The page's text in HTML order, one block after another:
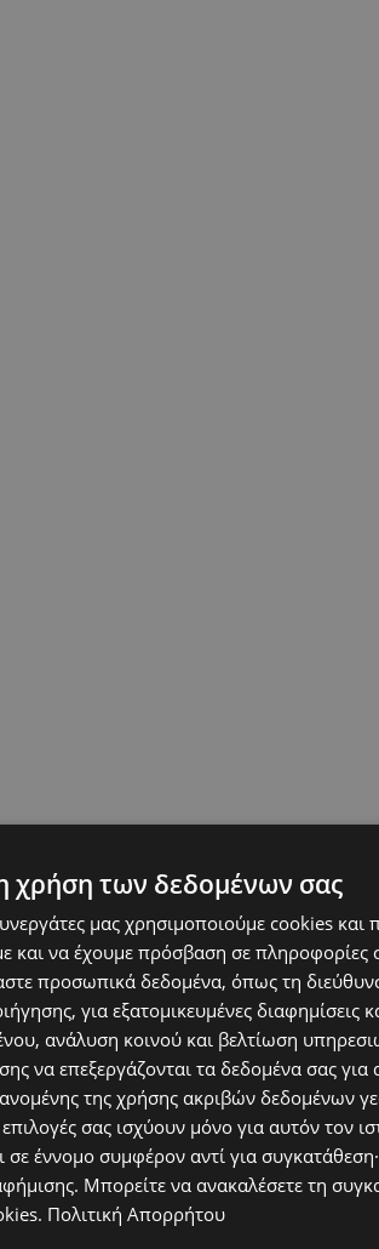
χρήση των δεδομένων σας
μας χρησιμοποιούμε cookies και
και να έχουμε πρόσβαση σε πληροφορίες
προσωπικά δεδομένα, όπως τη
για εξατομικευμένες διαφημίσεις
ανάλυση κοινού και βελτίωση
να επεξεργάζονται τα δεδομένα σας
της χρήσης ακριβών δεδομένων
σας ισχύουν μόνο για αυτόν τον
σε έννομο συμφέρον αντί για
. Μπορείτε να ανακαλέσετε τη
. Πολιτική Απορρήτου